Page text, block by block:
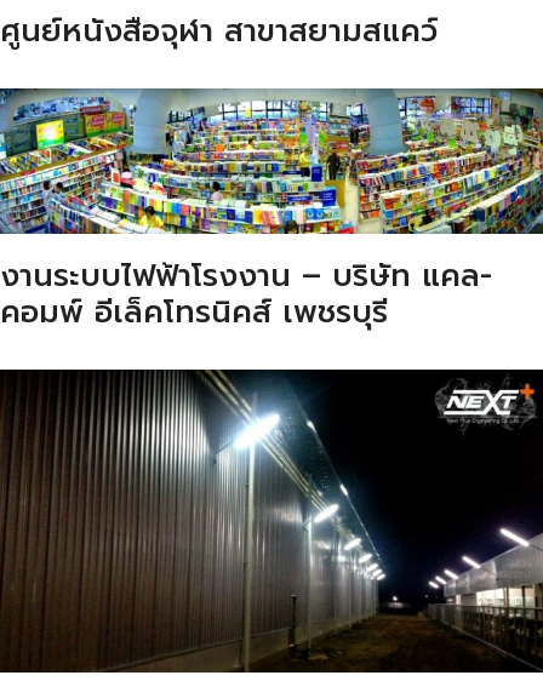
ศูนย์หนังสือจุฬา สาขาสยามสแคว์
งานระบบไฟฟ้าโรงงาน – บริษัท แคล-
คอมพ์ อีเล็คโทรนิคส์ เพชรบุรี